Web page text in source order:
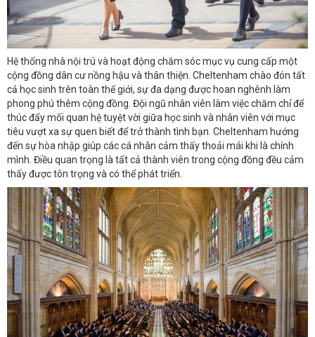
Hệ thống nhà nội trú và hoạt động chăm sóc mục vụ cung cấp một
cộng đồng dân cư nồng hậu và thân thiện. Cheltenham chào đón tất
cả học sinh trên toàn thế giới, sự đa dạng được hoan nghênh làm
phong phú thêm cộng đồng. Đội ngũ nhân viên làm việc chăm chỉ để
thúc đẩy mối quan hệ tuyệt vời giữa học sinh và nhân viên với mục
tiêu vượt xa sự quen biết để trở thành tình bạn. Cheltenham hướng
đến sự hòa nhập giúp các cá nhân cảm thấy thoải mái khi là chính
mình. Điều quan trọng là tất cả thành viên trong cộng đồng đều cảm
thấy được tôn trọng và có thể phát triển.